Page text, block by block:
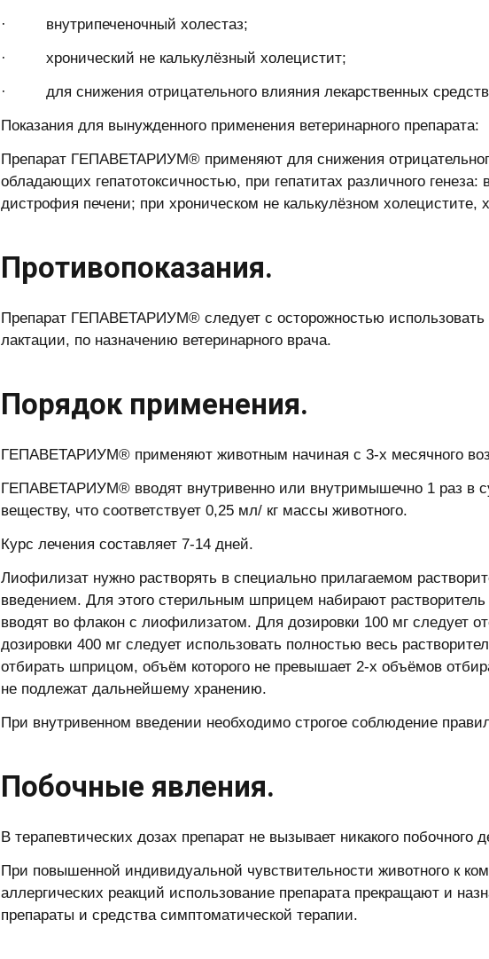
· внутрипеченочный холестаз;
· хронический не калькулёзный холецистит;
· для снижения отрицательного влияния лекарственных
Показания для вынужденного применения ветеринарного препарата:
Препарат ГЕПАВЕТАРИУМ® применяют для снижения
обладающих гепатотоксичностью, при гепатитах различного генеза:
дистрофия печени; при хроническом не калькулёзном холецистите,
Противопоказания.
Препарат ГЕПАВЕТАРИУМ® следует с осторожностью
лактации, по назначению ветеринарного врача.
Порядок применения.
ГЕПАВЕТАРИУМ® применяют животным начиная с 3-х месячного
ГЕПАВЕТАРИУМ® вводят внутривенно или внутримышечно 1 раз в
веществу, что соответствует 0,25 мл/ кг массы животного.
Курс лечения составляет 7-14 дней.
Лиофилизат нужно растворять в специально прилагаемом
введением. Для этого стерильным шприцем набирают
вводят во флакон с лиофилизатом. Для дозировки 100 мг следует
дозировки 400 мг следует использовать полностью весь
отбирать шприцом, объём которого не превышает 2-х объёмов
не подлежат дальнейшему хранению.
При внутривенном введении необходимо строгое соблюдение
Побочные явления.
В терапевтических дозах препарат не вызывает никакого побочного
При повышенной индивидуальной чувствительности животного к
аллергических реакций использование препарата прекращают и
препараты и средства симптоматической терапии.